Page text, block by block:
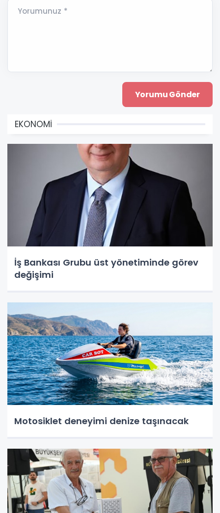
Yorumunuz *
EKONOMİ
İş Bankası Grubu üst yönetiminde görev
değişimi
Motosiklet deneyimi denize taşınacak